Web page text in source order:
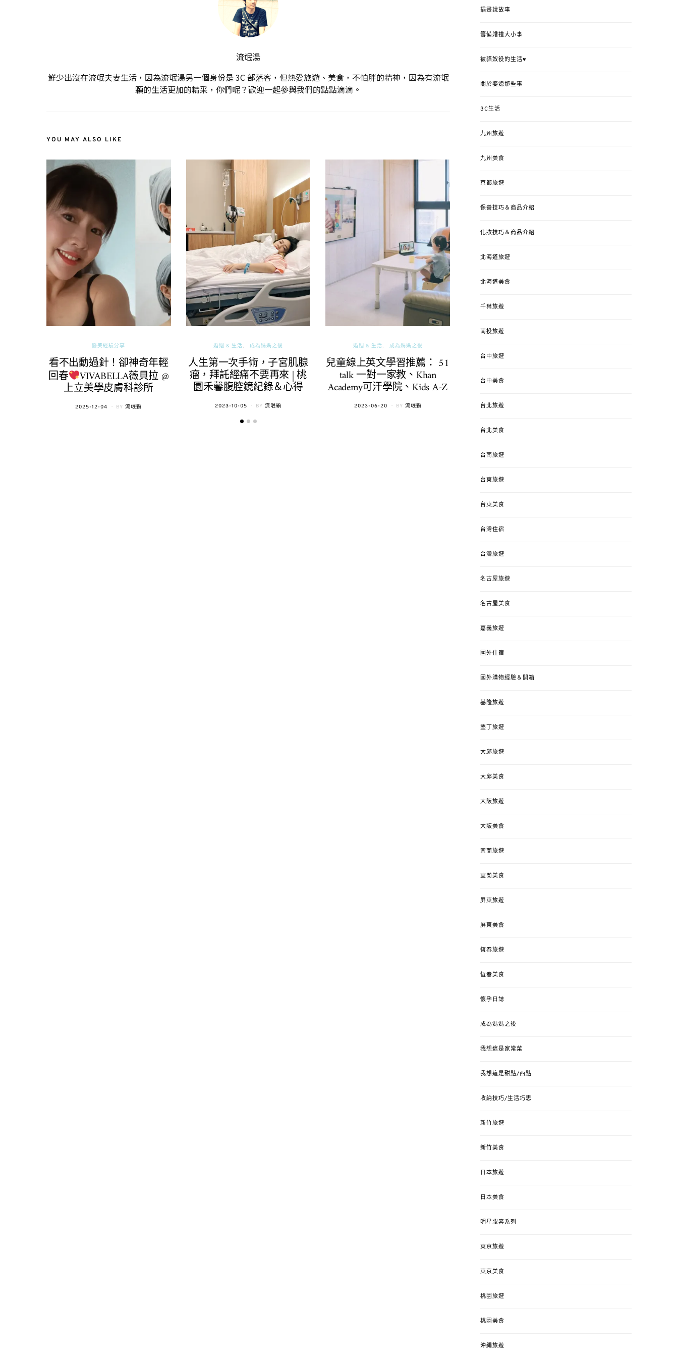
流氓湯
鮮少出沒在流氓夫妻生活，因為流氓湯另一個身份是 3C 部落客，但熱愛旅遊、美食，不怕胖的精神，因為有流氓
顆的生活更加的精采，你們呢？歡迎一起參與我們的點點滴滴。
YOU MAY ALSO LIKE
醫美經驗分享
看不出動過針！卻神奇年輕
回春 VIVABELLA薇貝拉 @
上立美學皮膚科診所
POSTED
2025-12-04 BY 流氓顆
婚姻 & 生活 成為媽媽之後
人生第一次手術，子宮肌腺
瘤，拜託經痛不要再來 | 桃
園禾馨腹腔鏡紀錄＆心得
POSTED
2023-10-05 BY 流氓顆
婚姻 & 生活 成為媽媽之後
兒童線上英文學習推薦： 51
talk 一對一家教、Khan
Academy可汗學院、Kids A-Z
POSTED
2023-06-20 BY 流氓顆
4y3m ：視力檢查、練習犯
錯、認識華德福
插畫說故事
籌備婚禮大小事
被貓奴役的生活♥
關於婆媳那些事
3C生活
九州旅遊
九州美食
京都旅遊
保養技巧＆商品介紹
化妝技巧＆商品介紹
北海道旅遊
北海道美食
千葉旅遊
南投旅遊
台中旅遊
台中美食
台北旅遊
台北美食
台南旅遊
台東旅遊
台東美食
台灣住宿
台灣旅遊
名古屋旅遊
名古屋美食
嘉義旅遊
國外住宿
國外購物經驗＆開箱
基隆旅遊
墾丁旅遊
大邱旅遊
大邱美食
大阪旅遊
大阪美食
宜蘭旅遊
宜蘭美食
屏東旅遊
屏東美食
恆春旅遊
恆春美食
懷孕日誌
成為媽媽之後
我想這是家常菜
我想這是甜點/西點
收納技巧/生活巧思
新竹旅遊
新竹美食
日本旅遊
日本美食
明星妝容系列
東京旅遊
東京美食
桃園旅遊
桃園美食
沖繩旅遊